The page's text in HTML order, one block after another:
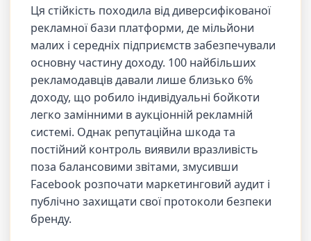
Ця стійкість походила від диверсифікованої
рекламної бази платформи, де мільйони
малих і середніх підприємств забезпечували
основну частину доходу. 100 найбільших
рекламодавців давали лише близько 6%
доходу, що робило індивідуальні бойкоти
легко замінними в аукціонній рекламній
системі. Однак репутаційна шкода та
постійний контроль виявили вразливість
поза балансовими звітами, змусивши
Facebook розпочати маркетинговий аудит і
публічно захищати свої протоколи безпеки
бренду.